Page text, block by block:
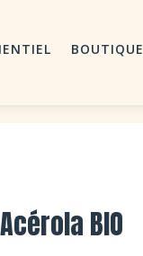
BOUTIQUE
BIO